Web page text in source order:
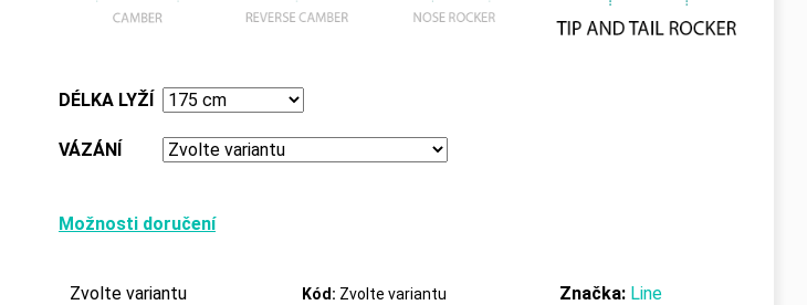
DÉLKA LYŽÍ
VÁZÁNÍ
Možnosti doručení
Zvolte variantu Kód: Zvolte variantu Značka: Line